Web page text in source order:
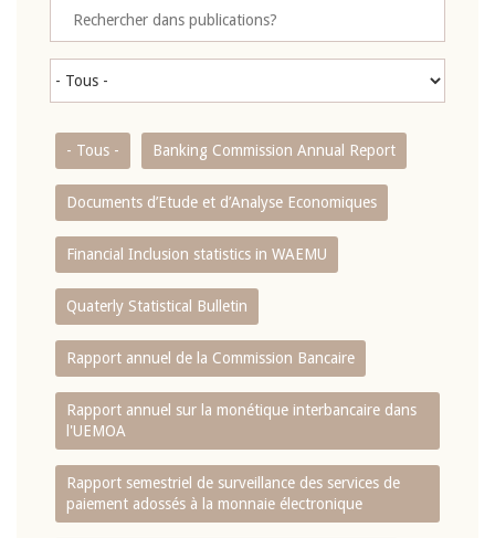
- Tous - Banking Commission Annual Report
Documents d’Etude et d’Analyse Economiques
Financial Inclusion statistics in WAEMU
Quaterly Statistical Bulletin
Rapport annuel de la Commission Bancaire
Rapport annuel sur la monétique interbancaire dans
l'UEMOA
Rapport semestriel de surveillance des services de
paiement adossés à la monnaie électronique